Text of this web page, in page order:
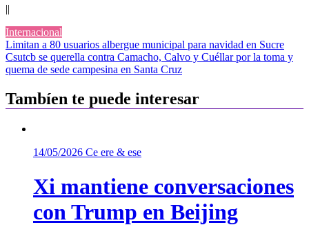
||
Internacional
Navegación
de
Limitan a 80 usuarios albergue municipal para navidad en Sucre
Csutcb se querella contra Camacho, Calvo y Cuéllar por la toma y
quema de sede campesina en Santa Cruz
Tambíen te puede interesar
14/05/2026 Ce ere & ese
Xi mantiene conversaciones
con Trump en Beijing